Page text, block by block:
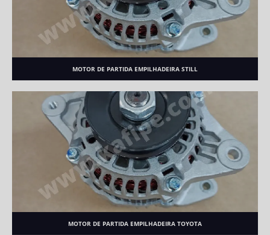
MOTOR DE PARTIDA EMPILHADEIRA STILL
MOTOR DE PARTIDA EMPILHADEIRA TOYOTA